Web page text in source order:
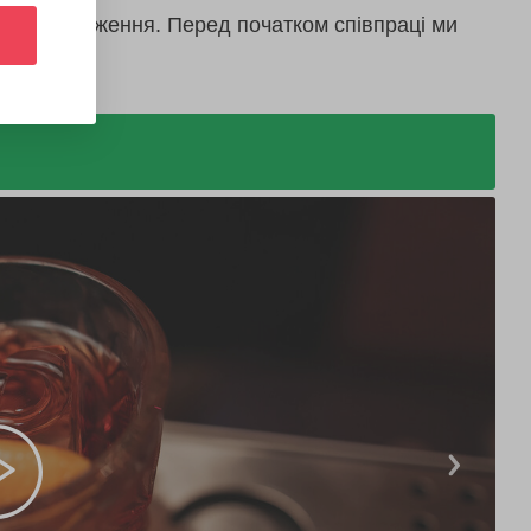
враження. Перед початком співпраці ми